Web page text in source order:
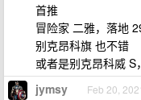
首推
冒险家 二雅，落地
别克昂科旗 也不错
或者是别克昂科威
jymsy Feb 20,